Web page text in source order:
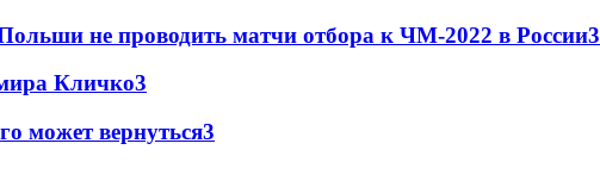
не проводить матчи отбора к ЧМ-2022 в России3
Кличко3
может вернуться3